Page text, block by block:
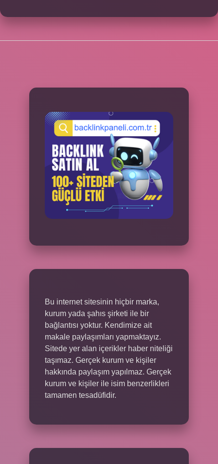
Bu internet sitesinin hiçbir marka,
kurum yada şahıs şirketi ile bir
bağlantısı yoktur. Kendimize ait
makale paylaşımları yapmaktayız.
Sitede yer alan içerikler haber niteliği
taşımaz. Gerçek kurum ve kişiler
hakkında paylaşım yapılmaz. Gerçek
kurum ve kişiler ile isim benzerlikleri
tamamen tesadüfidir.